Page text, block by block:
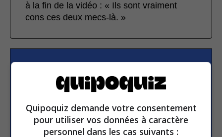
à la fin de la vidéo : « Ils sont vraiment
cons ces deux mecs-là. »
E-mail
Quipoquiz demande votre consentement
pour utiliser vos données à caractère
personnel dans les cas suivants :